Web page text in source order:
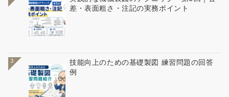
差・表面粗さ・注記の実務ポイント
3
技能向上のための基礎製図 練習問題の回答
例